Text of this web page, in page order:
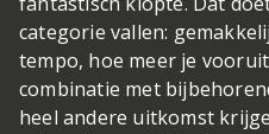
categorie vallen:
tempo, hoe meer je
combinatie met
heel andere uitkomst